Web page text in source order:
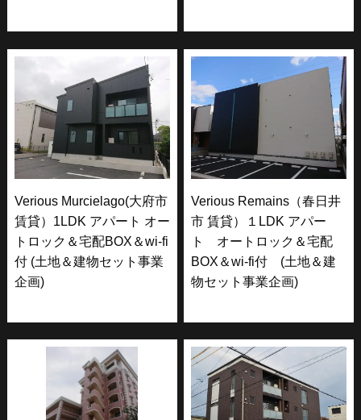
Verious Murcielago(大府市
賃貸）1LDK アパート オー
トロック＆宅配BOX＆wi-fi
付 (土地＆建物セット事業
企画)
Verious Remains（春日井
市 賃貸）１LDK アパー
ト オートロック＆宅配
BOX＆wi-fi付 (土地＆建
物セット事業企画)